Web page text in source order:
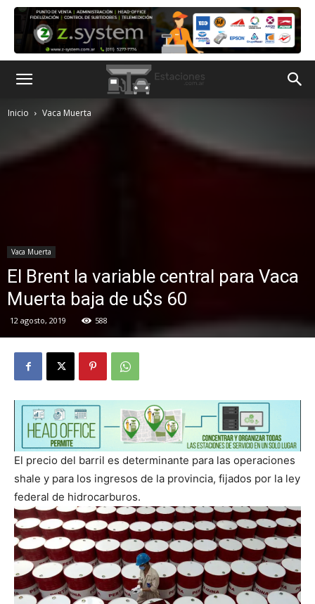
Inicio Vaca Muerta
Vaca Muerta
El Brent la variable central para Vaca
Muerta baja de u$s 60
12 agosto, 2019 588
El precio del barril es determinante para las operaciones
shale y para los ingresos de la provincia, fijados por la ley
federal de hidrocarburos.